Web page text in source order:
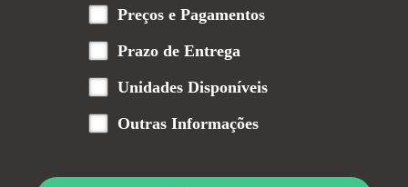
Preços e Pagamentos
Prazo de Entrega
Unidades Disponíveis
Outras Informações